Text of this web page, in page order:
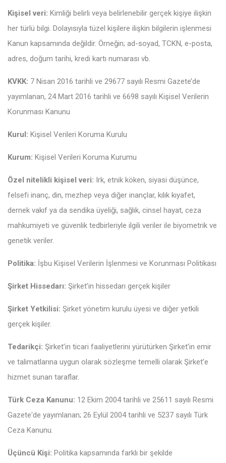
Kişisel veri: Kimliği belirli veya belirlenebilir gerçek kişiye ilişkin
her türlü bilgi. Dolayısıyla tüzel kişilere ilişkin bilgilerin işlenmesi
Kanun kapsamında değildir. Örneğin; ad-soyad, TCKN, e-posta,
adres, doğum tarihi, kredi kartı numarası vb.
KVKK: 7 Nisan 2016 tarihli ve 29677 sayılı Resmi Gazete’de
yayımlanan, 24 Mart 2016 tarihli ve 6698 sayılı Kişisel Verilerin
Korunması Kanunu
Kurul: Kişisel Verileri Koruma Kurulu
Kurum: Kişisel Verileri Koruma Kurumu
Özel nitelikli kişisel veri: Irk, etnik köken, siyasi düşünce,
felsefi inanç, din, mezhep veya diğer inançlar, kılık kıyafet,
dernek vakıf ya da sendika üyeliği, sağlık, cinsel hayat, ceza
mahkumiyeti ve güvenlik tedbirleriyle ilgili veriler ile biyometrik ve
genetik veriler.
Politika: İşbu Kişisel Verilerin İşlenmesi ve Korunması Politikası
Şirket Hissedarı: Şirket’in hissedarı gerçek kişiler
Şirket Yetkilisi: Şirket yönetim kurulu üyesi ve diğer yetkili
gerçek kişiler.
Tedarikçi: Şirket’in ticari faaliyetlerini yürütürken Şirket’in emir
ve talimatlarına uygun olarak sözleşme temelli olarak Şirket’e
hizmet sunan taraflar.
Türk Ceza Kanunu: 12 Ekim 2004 tarihli ve 25611 sayılı Resmi
Gazete'de yayımlanan; 26 Eylül 2004 tarihli ve 5237 sayılı Türk
Ceza Kanunu.
Üçüncü Kişi: Politika kapsamında farklı bir şekilde